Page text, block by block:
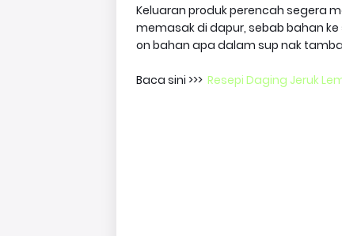
Keluaran produk perencah segera
memasak di dapur, sebab bahan
on bahan apa dalam sup nak
Baca sini >>> Resepi Daging Jeruk